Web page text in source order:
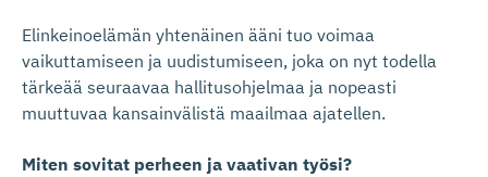
Elinkeinoelämän yhtenäinen ääni tuo voimaa
vaikuttamiseen ja uudistumiseen, joka on nyt todella
tärkeää seuraavaa hallitusohjelmaa ja nopeasti
muuttuvaa kansainvälistä maailmaa ajatellen.
Miten sovitat perheen ja vaativan työsi?